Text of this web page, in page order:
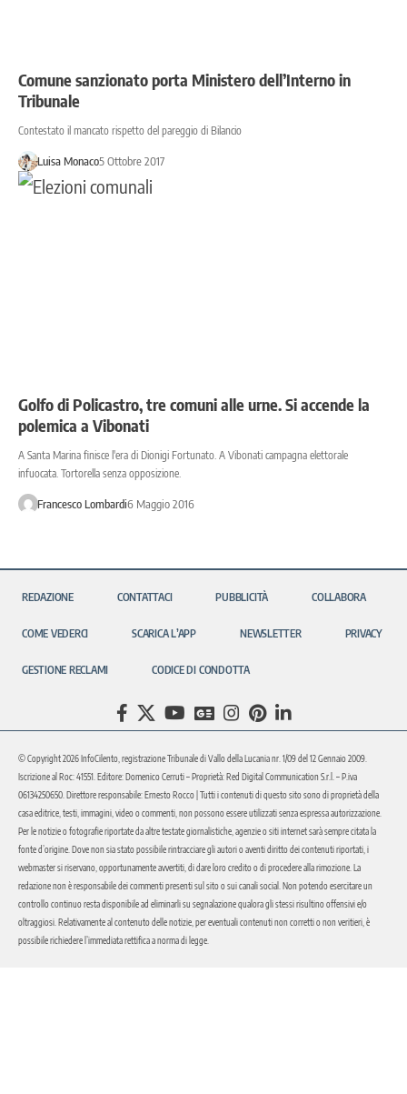
Comune sanzionato porta Ministero dell’Interno in
Tribunale
Contestato il mancato rispetto del pareggio di Bilancio
Luisa Monaco5 Ottobre 2017
Golfo di Policastro, tre comuni alle urne. Si accende la
polemica a Vibonati
A Santa Marina finisce l'era di Dionigi Fortunato. A Vibonati campagna elettorale
infuocata. Tortorella senza opposizione.
Francesco Lombardi6 Maggio 2016
REDAZIONE CONTATTACI PUBBLICITÀ COLLABORA
COME VEDERCI SCARICA L’APP NEWSLETTER PRIVACY
GESTIONE RECLAMI CODICE DI CONDOTTA
© Copyright 2026 InfoCilento, registrazione Tribunale di Vallo della Lucania nr. 1/09 del 12 Gennaio 2009.
Iscrizione al Roc: 41551. Editore: Domenico Cerruti – Proprietà: Red Digital Communication S.r.l. – P.iva
06134250650. Direttore responsabile: Ernesto Rocco | Tutti i contenuti di questo sito sono di proprietà della
casa editrice, testi, immagini, video o commenti, non possono essere utilizzati senza espressa autorizzazione.
Per le notizie o fotografie riportate da altre testate giornalistiche, agenzie o siti internet sarà sempre citata la
fonte d’origine. Dove non sia stato possibile rintracciare gli autori o aventi diritto dei contenuti riportati, i
webmaster si riservano, opportunamente avvertiti, di dare loro credito o di procedere alla rimozione. La
redazione non è responsabile dei commenti presenti sul sito o sui canali social. Non potendo esercitare un
controllo continuo resta disponibile ad eliminarli su segnalazione qualora gli stessi risultino offensivi e/o
oltraggiosi. Relativamente al contenuto delle notizie, per eventuali contenuti non corretti o non veritieri, è
possibile richiedere l’immediata rettifica a norma di legge.